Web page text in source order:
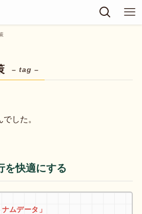
– tag –
した。
を快適にする
ムデータ」